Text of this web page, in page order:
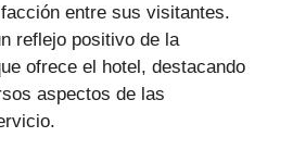
entre sus visitantes.
reflejo positivo de la
ofrece el hotel, destacando
aspectos de las